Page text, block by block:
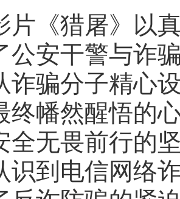
猎屠》以真
公安干警与诈
诈骗分子精心
终幡然醒悟的
全无畏前行的
识到电信网络